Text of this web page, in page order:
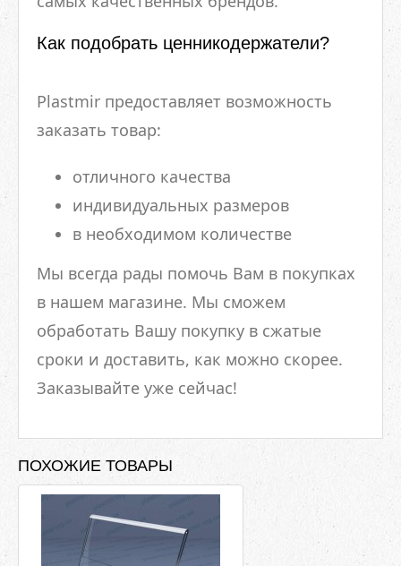
Как подобрать ценникодержатели?
Plastmir предоставляет возможность
заказать товар:
отличного качества
индивидуальных размеров
в необходимом количестве
Мы всегда рады помочь Вам в покупках
в нашем магазине. Мы сможем
обработать Вашу покупку в сжатые
сроки и доставить, как можно скорее.
Заказывайте уже сейчас!
ПОХОЖИЕ ТОВАРЫ